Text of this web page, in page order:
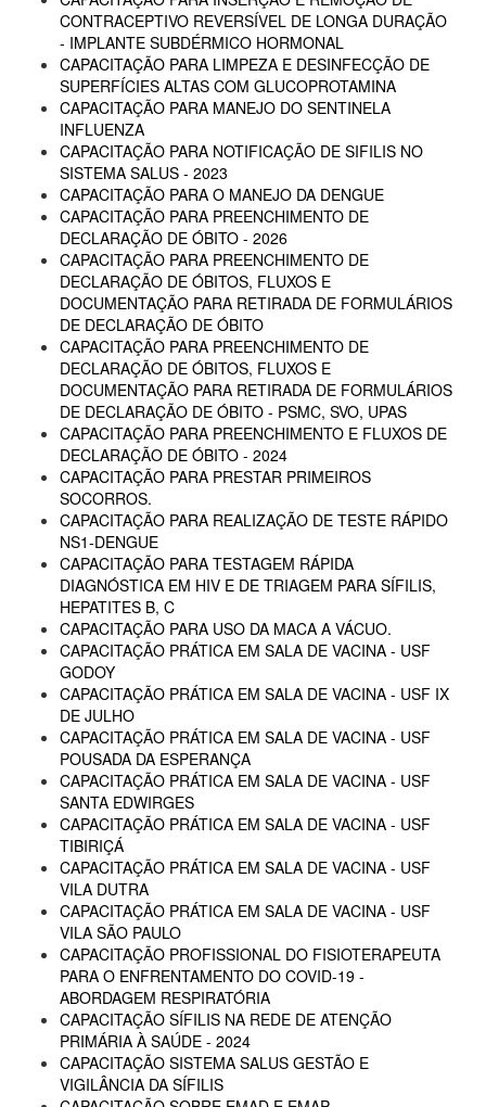
CONTRACEPTIVO REVERSÍVEL DE LONGA DURAÇÃO
- IMPLANTE SUBDÉRMICO HORMONAL
CAPACITAÇÃO PARA LIMPEZA E DESINFECÇÃO DE
SUPERFÍCIES ALTAS COM GLUCOPROTAMINA
CAPACITAÇÃO PARA MANEJO DO SENTINELA
INFLUENZA
CAPACITAÇÃO PARA NOTIFICAÇÃO DE SIFILIS NO
SISTEMA SALUS - 2023
CAPACITAÇÃO PARA O MANEJO DA DENGUE
CAPACITAÇÃO PARA PREENCHIMENTO DE
DECLARAÇÃO DE ÓBITO - 2026
CAPACITAÇÃO PARA PREENCHIMENTO DE
DECLARAÇÃO DE ÓBITOS, FLUXOS E
DOCUMENTAÇÃO PARA RETIRADA DE FORMULÁRIOS
DE DECLARAÇÃO DE ÓBITO
CAPACITAÇÃO PARA PREENCHIMENTO DE
DECLARAÇÃO DE ÓBITOS, FLUXOS E
DOCUMENTAÇÃO PARA RETIRADA DE FORMULÁRIOS
DE DECLARAÇÃO DE ÓBITO - PSMC, SVO, UPAS
CAPACITAÇÃO PARA PREENCHIMENTO E FLUXOS DE
DECLARAÇÃO DE ÓBITO - 2024
CAPACITAÇÃO PARA PRESTAR PRIMEIROS
SOCORROS.
CAPACITAÇÃO PARA REALIZAÇÃO DE TESTE RÁPIDO
NS1-DENGUE
CAPACITAÇÃO PARA TESTAGEM RÁPIDA
DIAGNÓSTICA EM HIV E DE TRIAGEM PARA SÍFILIS,
HEPATITES B, C
CAPACITAÇÃO PARA USO DA MACA A VÁCUO.
CAPACITAÇÃO PRÁTICA EM SALA DE VACINA - USF
GODOY
CAPACITAÇÃO PRÁTICA EM SALA DE VACINA - USF IX
DE JULHO
CAPACITAÇÃO PRÁTICA EM SALA DE VACINA - USF
POUSADA DA ESPERANÇA
CAPACITAÇÃO PRÁTICA EM SALA DE VACINA - USF
SANTA EDWIRGES
CAPACITAÇÃO PRÁTICA EM SALA DE VACINA - USF
TIBIRIÇÁ
CAPACITAÇÃO PRÁTICA EM SALA DE VACINA - USF
VILA DUTRA
CAPACITAÇÃO PRÁTICA EM SALA DE VACINA - USF
VILA SÃO PAULO
CAPACITAÇÃO PROFISSIONAL DO FISIOTERAPEUTA
PARA O ENFRENTAMENTO DO COVID-19 -
ABORDAGEM RESPIRATÓRIA
CAPACITAÇÃO SÍFILIS NA REDE DE ATENÇÃO
PRIMÁRIA À SAÚDE - 2024
CAPACITAÇÃO SISTEMA SALUS GESTÃO E
VIGILÂNCIA DA SÍFILIS